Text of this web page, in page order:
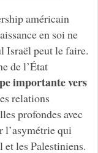
américain
en soi ne
Israël peut le faire.
de l’État
importante vers
relations
profondes avec
l’asymétrie qui
et les Palestiniens.